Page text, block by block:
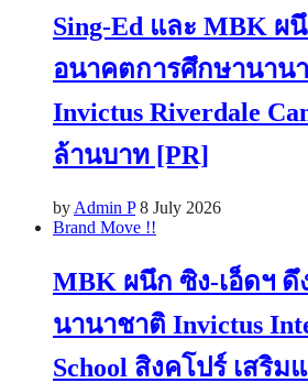
Sing-Ed และ MBK ผ
อนาคตการศึกษานาน
Invictus Riverdale
ล้านบาท [PR]
by Admin P 8 July 2026
Brand Move !!
MBK ผนึก ซิง-เอ็ดฯ ดึ
นานาชาติ Invictus
School สิงคโปร์ เสริ